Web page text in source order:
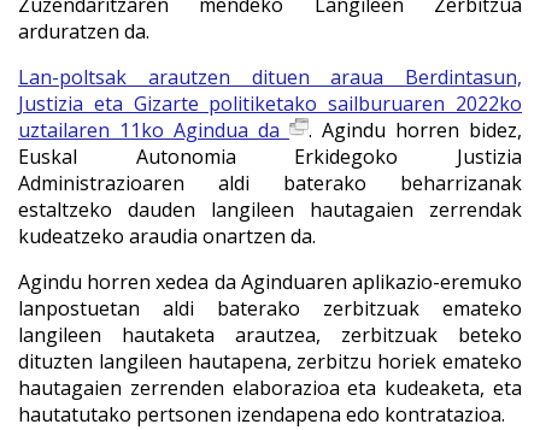
arduratzen da.
Lan-poltsak arautzen dituen araua Berdintasun,
Justizia eta Gizarte politiketako sailburuaren 2022ko
uztailaren 11ko Agindua da
. Agindu horren bidez,
Euskal Autonomia Erkidegoko Justizia
Administrazioaren aldi baterako beharrizanak
estaltzeko dauden langileen hautagaien zerrendak
kudeatzeko araudia onartzen da.
Agindu horren xedea da Aginduaren aplikazio-eremuko
lanpostuetan aldi baterako zerbitzuak emateko
langileen hautaketa arautzea, zerbitzuak beteko
dituzten langileen hautapena, zerbitzu horiek emateko
hautagaien zerrenden elaborazioa eta kudeaketa, eta
hautatutako pertsonen izendapena edo kontratazioa.